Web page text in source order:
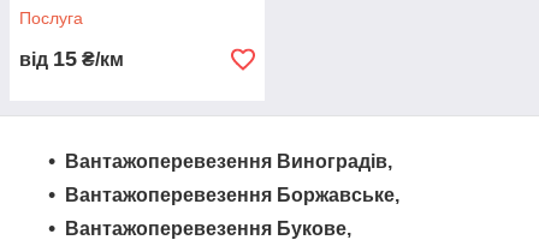
Послуга
від 15 ₴/км
Вантажоперевезення Виноградів,
Вантажоперевезення Боржавське,
Вантажоперевезення Букове,